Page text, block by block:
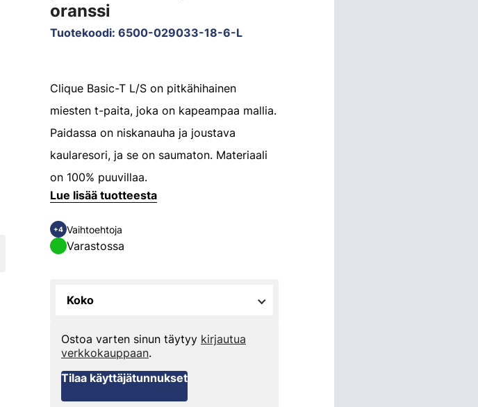
oranssi
Tuotekoodi: 6500-029033-18-6-L
Clique Basic-T L/S on pitkähihainen
miesten t-paita, joka on kapeampaa mallia.
Paidassa on niskanauha ja joustava
kaularesori, ja se on saumaton. Materiaali
on 100% puuvillaa.
Lue lisää tuotteesta
+4 Vaihtoehtoja
Varastossa
Koko
Ostoa varten sinun täytyy kirjautua
verkkokauppaan.
Tilaa käyttäjätunnukset